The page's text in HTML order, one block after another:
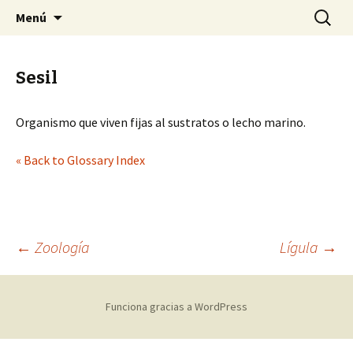
SMACH
Sociedad Malacológica de Chile
Menú Buscar:
Sesil
Organismo que viven fijas al sustratos o lecho marino.
« Back to Glossary Index
Navegación
de
← Zoología Lígula →
Funciona gracias a WordPress